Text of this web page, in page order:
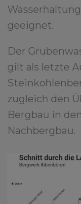
geeignet.
Der
gilt als letzte
zugleich den
Bergbau in
Nachbergbau.